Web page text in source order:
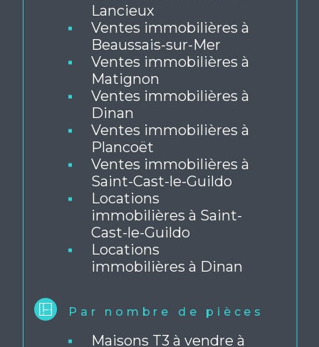
Ventes immobilières à
Lancieux
Ventes immobilières à
Beaussais-sur-Mer
Ventes immobilières à
Matignon
Ventes immobilières à
Dinan
Ventes immobilières à
Plancoët
Ventes immobilières à
Saint-Cast-le-Guildo
Locations
immobilières à Saint-
Cast-le-Guildo
Locations